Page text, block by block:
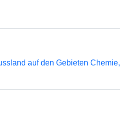
auf den Gebieten Chemie,